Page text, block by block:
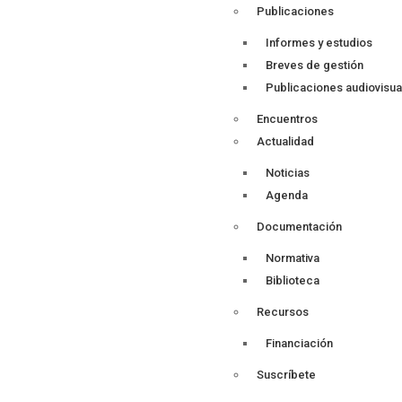
Publicaciones
Informes y estudios
Breves de gestión
Publicaciones
Encuentros
Actualidad
Noticias
Agenda
Documentación
Normativa
Biblioteca
Recursos
Financiación
Suscríbete